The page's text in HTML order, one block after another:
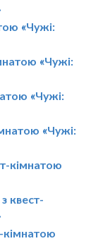
«Чужі:
«Чужі:
«Чужі:
«Чужі:
кімнатою
квест-
кімнатою